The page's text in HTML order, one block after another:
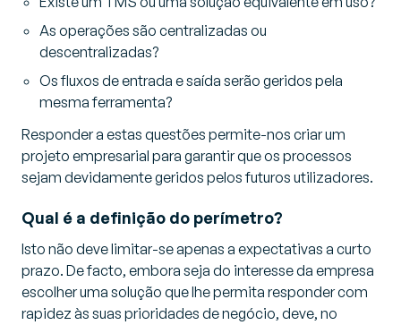
As operações são centralizadas ou
descentralizadas?
Os fluxos de entrada e saída serão geridos pela
mesma ferramenta?
Responder a estas questões permite-nos criar um
projeto empresarial para garantir que os processos
sejam devidamente geridos pelos futuros utilizadores.
Qual é a definição do perímetro?
Isto não deve limitar-se apenas a expectativas a curto
prazo. De facto, embora seja do interesse da empresa
escolher uma solução que lhe permita responder com
rapidez às suas prioridades de negócio, deve, no